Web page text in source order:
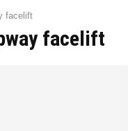
facelift
facelift